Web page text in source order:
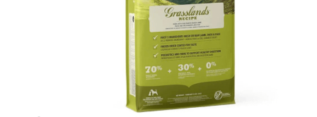
opciones
se
pueden
elegir
en
la
página